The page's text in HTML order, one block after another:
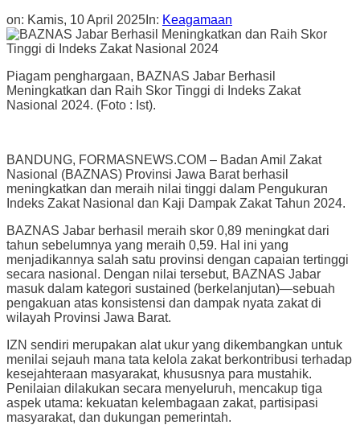
on: Kamis, 10 April 2025 In: Keagamaan
Piagam penghargaan, BAZNAS Jabar Berhasil
Meningkatkan dan Raih Skor Tinggi di Indeks Zakat
Nasional 2024. (Foto : Ist).
BANDUNG, FORMASNEWS.COM – Badan Amil Zakat
Nasional (BAZNAS) Provinsi Jawa Barat berhasil
meningkatkan dan meraih nilai tinggi dalam Pengukuran
Indeks Zakat Nasional dan Kaji Dampak Zakat Tahun 2024.
BAZNAS Jabar berhasil meraih skor 0,89 meningkat dari
tahun sebelumnya yang meraih 0,59. Hal ini yang
menjadikannya salah satu provinsi dengan capaian tertinggi
secara nasional. Dengan nilai tersebut, BAZNAS Jabar
masuk dalam kategori sustained (berkelanjutan)—sebuah
pengakuan atas konsistensi dan dampak nyata zakat di
wilayah Provinsi Jawa Barat.
IZN sendiri merupakan alat ukur yang dikembangkan untuk
menilai sejauh mana tata kelola zakat berkontribusi terhadap
kesejahteraan masyarakat, khususnya para mustahik.
Penilaian dilakukan secara menyeluruh, mencakup tiga
aspek utama: kekuatan kelembagaan zakat, partisipasi
masyarakat, dan dukungan pemerintah.